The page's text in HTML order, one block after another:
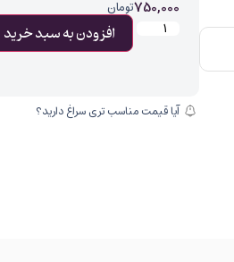
750,000تومان
افزودن به سبد خرید
آیا قیمت مناسب تری سراغ دارید؟